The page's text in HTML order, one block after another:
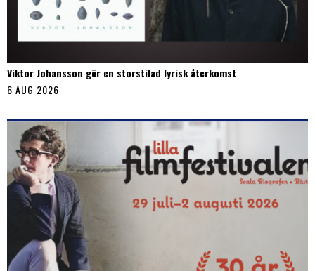
Viktor Johansson gör en storstilad lyrisk återkomst
6 AUG 2026